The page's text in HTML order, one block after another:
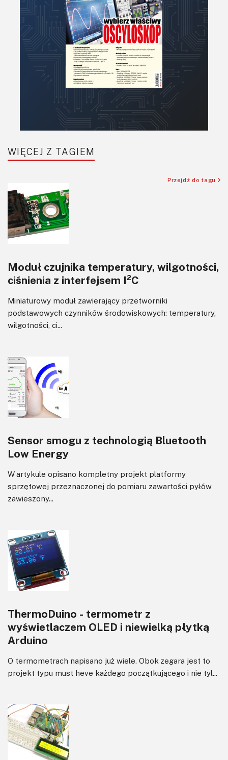
Podstawy elektroniki
Podzespoły bierne
Półprzewodniki
Pomiary i testy
Projektowanie
Sensory
Sterowanie
Transformatory
Tranzystory
Wzmacniacze
Zasilanie
WIĘCEJ Z TAGIEM
Przejdź do tagu
Moduł czujnika temperatury, wilgotności,
ciśnienia z interfejsem I²C
Miniaturowy moduł zawierający przetworniki
podstawowych czynników środowiskowych: temperatury,
wilgotności, ci...
Sensor smogu z technologią Bluetooth
Low Energy
W artykule opisano kompletny projekt platformy
sprzętowej przeznaczonej do pomiaru zawartości pyłów
zawieszony...
ThermoDuino - termometr z
wyświetlaczem OLED i niewielką płytką
Arduino
O termometrach napisano już wiele. Obok zegara jest to
projekt typu must heve każdego początkującego i nie tyl...